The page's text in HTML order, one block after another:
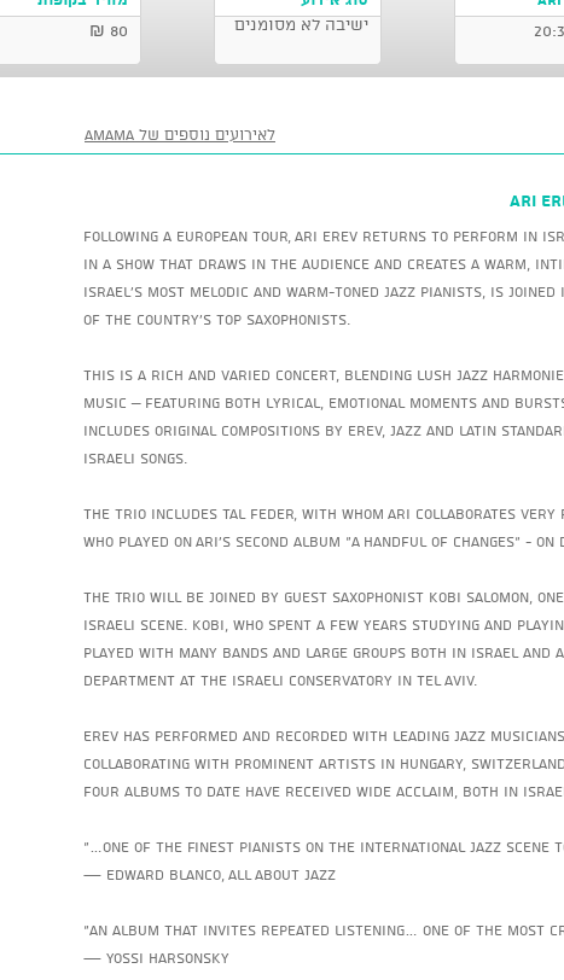
ישיבה לא מסומנים 80 ₪
לאירועים נוספים של AMAMA
ARI
Following a European tour, Ari Erev returns to perform in
in a show that draws in the audience and creates a warm,
Israel’s most melodic and warm-toned jazz pianists, is
of the country’s top saxophonists.
This is a rich and varied concert, blending lush jazz
music – featuring both lyrical, emotional moments and
includes original compositions by Erev, jazz and Latin
Israeli songs.
The trio includes Tal Feder, with whom Ari collaborates very
who played on Ari's second album "A Handful of Changes" - on
The Trio will be joined by guest saxophonist Kobi Salomon,
Israeli scene. Kobi, who spent a few years studying and
played with many bands and large groups both in Israel and
department at the Israeli Conservatory in Tel Aviv.
Erev has performed and recorded with leading jazz
collaborating with prominent artists in Hungary, Switzerland,
four albums to date have received wide acclaim, both in
“…one of the finest pianists on the international jazz scene
— Edward Blanco, All About Jazz
“An album that invites repeated listening… one of the most
— Yossi Harsonsky